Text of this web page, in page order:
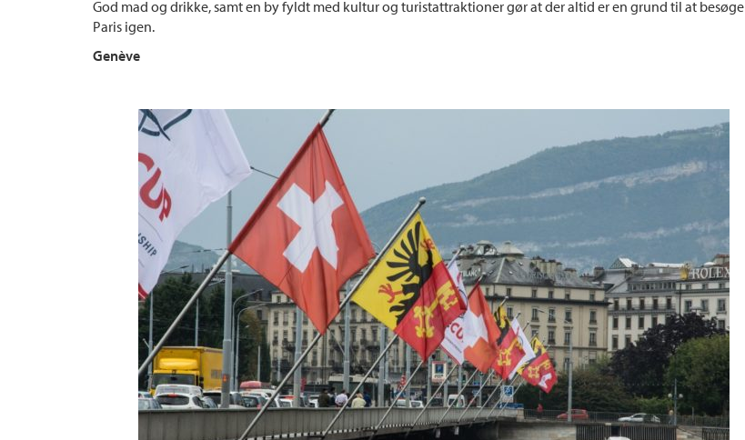
God mad og drikke, samt en by fyldt med kultur og turistattraktioner gør at der altid er en grund til at besøge
Paris igen.
Genève